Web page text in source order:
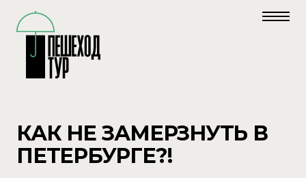
КАК НЕ ЗАМЕРЗНУТЬ В
ПЕТЕРБУРГЕ?!